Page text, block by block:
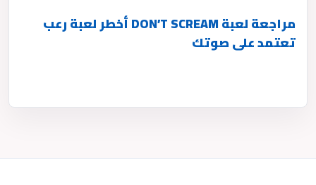
مراجعة لعبة DON’T SCREAM أخطر لعبة رعب
تعتمد على صوتك